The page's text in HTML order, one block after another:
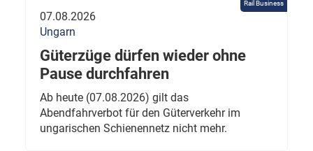
Rail Business
07.08.2026
Ungarn
Güterzüge dürfen wieder ohne
Pause durchfahren
Ab heute (07.08.2026) gilt das
Abendfahrverbot für den Güterverkehr im
ungarischen Schienennetz nicht mehr.